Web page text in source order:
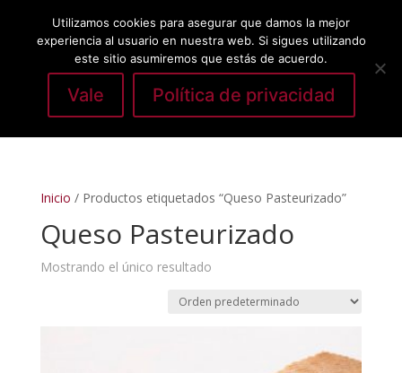
Seleccionar página
Inicio / Productos etiquetados “Queso Pasteurizado”
Queso Pasteurizado
Mostrando el único resultado
Utilizamos cookies para asegurar que damos la mejor
experiencia al usuario en nuestra web. Si sigues utilizando
este sitio asumiremos que estás de acuerdo.
Vale Política de privacidad